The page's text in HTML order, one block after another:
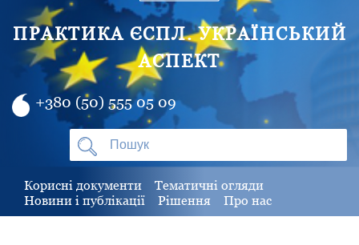
ПРАКТИКА ЄСПЛ. УКРАЇНСЬКИЙ
АСПЕКТ
+380 (50) 555 05 09
Корисні документи
Тематичні огляди
Новини і публікації
Рішення Про нас